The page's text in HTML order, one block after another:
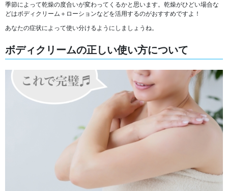
季節によって乾燥の度合いが変わってくるかと思います。乾燥がひどい場合な
どはボディクリーム＋ローションなどを活用するのがおすすめですよ！
あなたの症状によって使い分けるようにしましょうね。
ボディクリームの正しい使い方について